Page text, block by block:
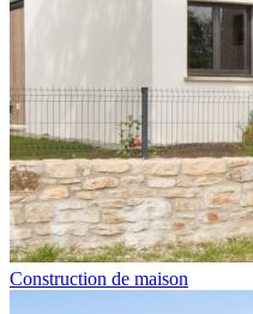
Construction de maison